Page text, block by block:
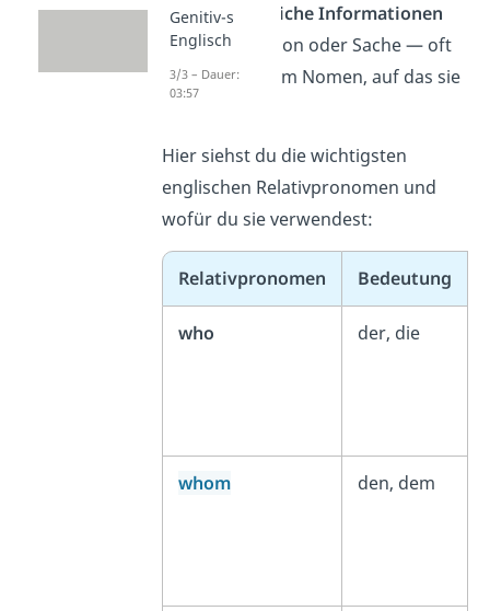
gebenzusätzliche Informationen
über eine Person oder Sache — oft
direkt nach dem Nomen, auf das sie
Hier siehst du die wichtigsten
englischen Relativpronomen und
wofür du sie verwendest:
Relativpronomen Bedeutung
who der, die
whom den, dem
Genitiv-s
Englisch
3/3 – Dauer:
03:57